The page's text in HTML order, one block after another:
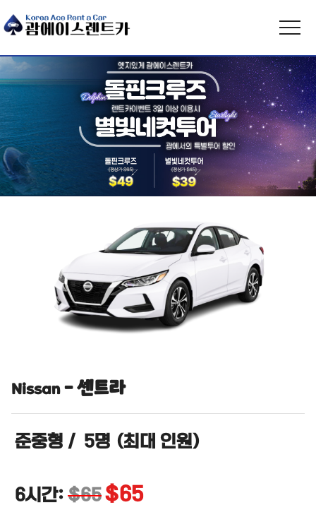
Nissan-센트라
준중형 / 5명 (최대 인원)
6시간: $65$65